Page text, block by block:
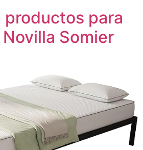
productos para
Somier